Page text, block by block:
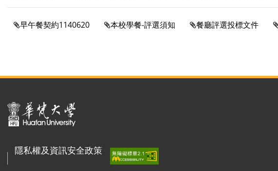
早午餐契約1140620 本校學餐-評選須知 餐廳評選投標文件
隱私權及資訊安全政策